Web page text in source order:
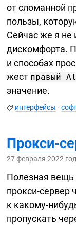
от сломанной
пользы,
Сейчас же я
дискомфорта.
и способах
жест правый
значение.
интерфейсы ·
Прокси-
27 февраля 2022
Полезная вещь
прокси-сервер
к какому-
пропускать